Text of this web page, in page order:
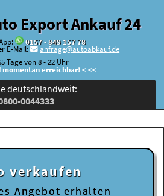
Export Ankauf 24
0157 - 849 157 78
E-Mail:
anfrage@autoabkauf.de
Tage von 8 - 22 Uhr
momentan erreichbar! < <<
deutschlandweit:
0044333
verkaufen
Angebot erhalten